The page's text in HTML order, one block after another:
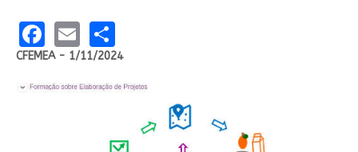
Facebook
EmailShare
CFEMEA - 1/11/2024